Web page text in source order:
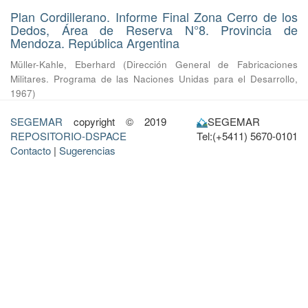
Plan Cordillerano. Informe Final Zona Cerro de los
Dedos, Área de Reserva N°8. Provincia de
Mendoza. República Argentina
Müller-Kahle, Eberhard (Dirección General de Fabricaciones
Militares. Programa de las Naciones Unidas para el Desarrollo,
1967)
SEGEMAR copyright © 2019
REPOSITORIO-DSPACE
Contacto | Sugerencias
SEGEMAR
Tel:(+5411) 5670-0101